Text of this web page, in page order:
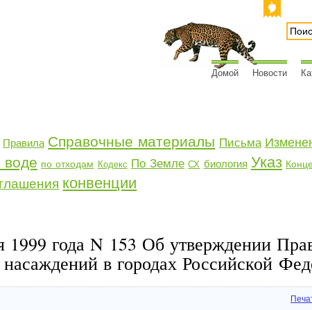
Домой Новости
Правила Справочные материалы Письма
воде по отходам Кодекс По Земле СХ биология Указ
конвенции
года N 153 Об утверждении
в городах Российской